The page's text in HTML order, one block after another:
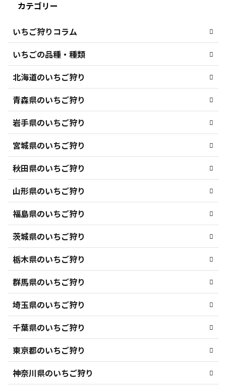
カテゴリー
いちご狩りコラム
いちごの品種・種類
北海道のいちご狩り
青森県のいちご狩り
岩手県のいちご狩り
宮城県のいちご狩り
秋田県のいちご狩り
山形県のいちご狩り
福島県のいちご狩り
茨城県のいちご狩り
栃木県のいちご狩り
群馬県のいちご狩り
埼玉県のいちご狩り
千葉県のいちご狩り
東京都のいちご狩り
神奈川県のいちご狩り